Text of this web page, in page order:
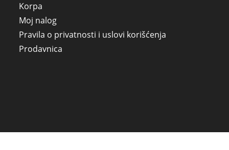
Korpa
Moj nalog
Pravila o privatnosti i uslovi korišćenja
Prodavnica